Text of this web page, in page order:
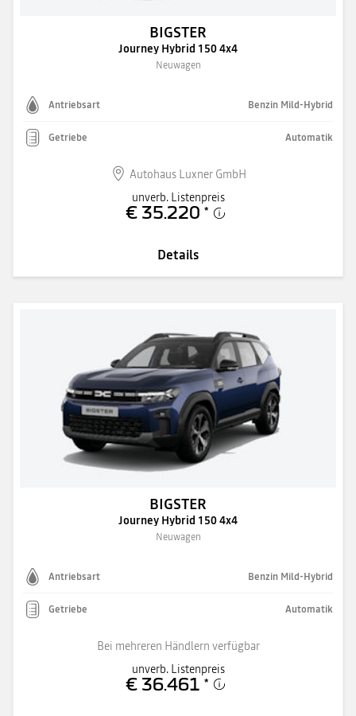
BIGSTER
Journey Hybrid 150 4x4
Neuwagen
Antriebsart Benzin Mild-Hybrid
Getriebe Automatik
Autohaus Luxner GmbH
unverb. Listenpreis
€ 35.220 *
Details
BIGSTER
Journey Hybrid 150 4x4
Neuwagen
Antriebsart Benzin Mild-Hybrid
Getriebe Automatik
Bei mehreren Händlern verfügbar
unverb. Listenpreis
€ 36.461 *